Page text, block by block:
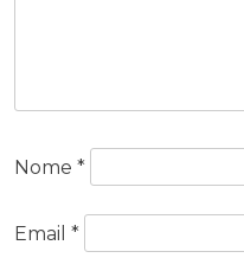
Nome *
Email *